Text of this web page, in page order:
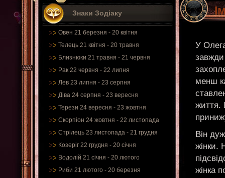
Знаки Зодіаку
Овен 21 березня - 20 квітня
Телець 21 квітня - 20 травня
Близнюки 21 травня - 21 червня
Рак 22 червня - 22 липня
Лев 23 липня - 23 серпня
Діва 24 серпня - 23 вересня
Терези 24 вересня - 23 жовтня
Скорпіон 24 жовтня - 22 листопада
Стрілець 23 листопада - 21 грудня
Козеріг 22 грудня - 20 січня
Водолій 21 січня - 20 лютого
Риби 21 лютого - 20 березня
У
завжди
менш
життя.
Він
жінки.
жінка